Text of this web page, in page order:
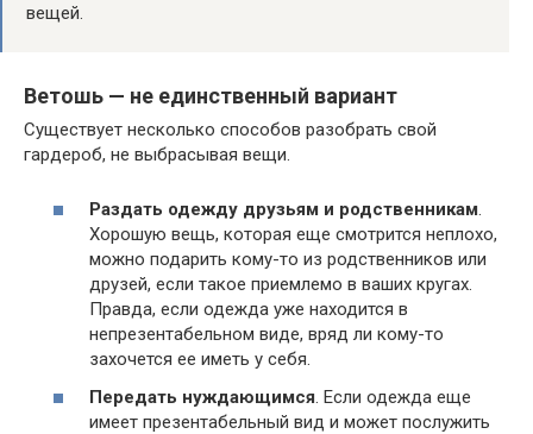
вещей.
Ветошь — не единственный вариант
Существует несколько способов разобрать свой
гардероб, не выбрасывая вещи.
Раздать одежду друзьям и родственникам.
Хорошую вещь, которая еще смотрится неплохо,
можно подарить кому-то из родственников или
друзей, если такое приемлемо в ваших кругах.
Правда, если одежда уже находится в
непрезентабельном виде, вряд ли кому-то
захочется ее иметь у себя.
Передать нуждающимся. Если одежда еще
имеет презентабельный вид и может послужить